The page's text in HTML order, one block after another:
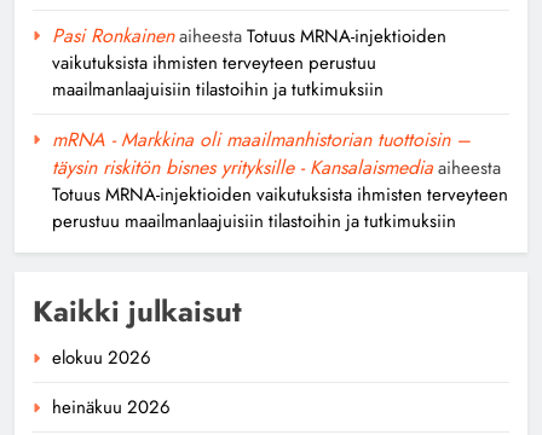
Pasi RonkainenaiheestaTotuus MRNA-injektioiden
vaikutuksista ihmisten terveyteen perustuu
maailmanlaajuisiin tilastoihin ja tutkimuksiin
mRNA - Markkina oli maailmanhistorian tuottoisin –
täysin riskitön bisnes yrityksille - Kansalaismediaaiheesta
Totuus MRNA-injektioiden vaikutuksista ihmisten terveyteen
perustuu maailmanlaajuisiin tilastoihin ja tutkimuksiin
Kaikki julkaisut
elokuu 2026
heinäkuu 2026